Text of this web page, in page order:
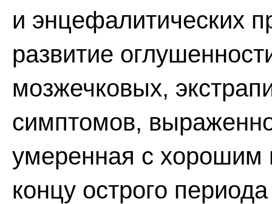
и энцефалитических
развитие
мозжечковых,
симптомов,
умеренная с хорошим
концу острого